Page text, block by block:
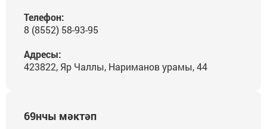
Телефон:
8 (8552) 58-93-95
Адресы:
423822, Яр Чаллы, Нариманов урамы, 44
69нчы мәктәп